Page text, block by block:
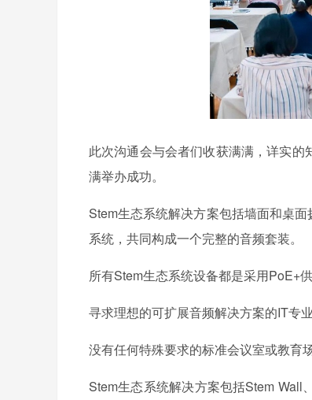
此次沟通会与会者们收获满满，详实
满举办成功。
Stem生态系统解决方案包括墙面和桌
系统，共同构成一个完整的音频套装。
所有Stem生态系统设备都是采用PoE+
寻求理想的可扩展音频解决方案的IT专
没有任何特殊要求的标准会议室或教育
Stem生态系统解决方案包括Stem Wall